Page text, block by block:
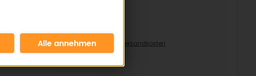
inkl. 19% MwSt zzgl.
Versandkosten
19,26€/pro Stück